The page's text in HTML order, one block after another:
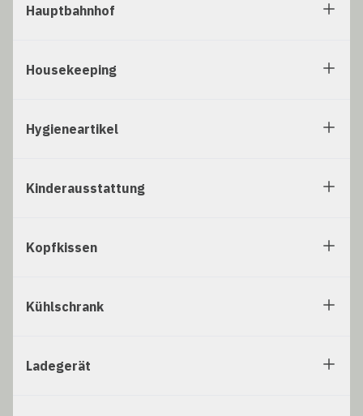
Hauptbahnhof
Housekeeping
Hygieneartikel
Kinderausstattung
Kopfkissen
Kühlschrank
Ladegerät